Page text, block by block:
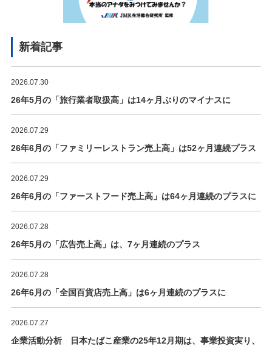
新着記事
2026.07.30
26年5月の「旅行業者取扱高」は14ヶ月ぶりのマイナスに
2026.07.29
26年6月の「ファミリーレストラン売上高」は52ヶ月連続プラス
2026.07.29
26年6月の「ファーストフード売上高」は64ヶ月連続のプラスに
2026.07.28
26年5月の「広告売上高」は、7ヶ月連続のプラス
2026.07.28
26年6月の「全国百貨店売上高」は6ヶ月連続のプラスに
2026.07.27
企業活動分析 日本たばこ産業の25年12月期は、事業投資実り、